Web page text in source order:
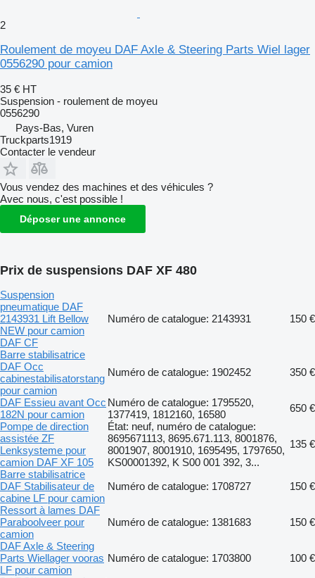
2
Roulement de moyeu DAF Axle & Steering Parts Wiel lager
0556290 pour camion
35 € HT
Suspension - roulement de moyeu
0556290
Pays-Bas, Vuren
Truckparts1919
Contacter le vendeur
Vous vendez des machines et des véhicules ?
Avec nous, c'est possible !
Déposer une annonce
Prix de suspensions DAF XF 480
Suspension
pneumatique DAF
2143931 Lift Bellow
NEW pour camion
DAF CF
Numéro de catalogue: 2143931 150 €
Barre stabilisatrice
DAF Occ
cabinestabilisatorstang
pour camion
Numéro de catalogue: 1902452 350 €
DAF Essieu avant Occ
182N pour camion
Numéro de catalogue: 1795520,
1377419, 1812160, 16580
650 €
Pompe de direction
assistée ZF
Lenksysteme pour
camion DAF XF 105
État: neuf, numéro de catalogue:
8695671113, 8695.671.113, 8001876,
8001907, 8001910, 1695495, 1797650,
KS00001392, K S00 001 392, 3...
135 €
Barre stabilisatrice
DAF Stabilisateur de
cabine LF pour camion
Numéro de catalogue: 1708727
150 €
Ressort à lames DAF
Paraboolveer pour
camion
Numéro de catalogue: 1381683
150 €
DAF Axle & Steering
Parts Wiellager vooras
LF pour camion
Numéro de catalogue: 1703800
100 €